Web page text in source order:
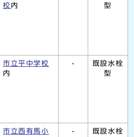
校 内 型
市立平中学校
内
-
既設水栓
型
市立西有馬小
-
既設水栓